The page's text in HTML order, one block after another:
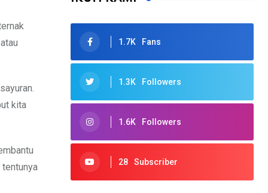
kita
1.7K Fans
1.3K Followers
1.6K Followers
28 Subscriber